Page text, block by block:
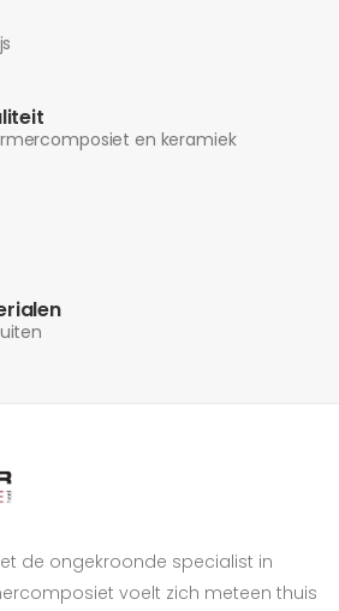
en keramiek
de ongekroonde specialist in
voelt zich meteen thuis